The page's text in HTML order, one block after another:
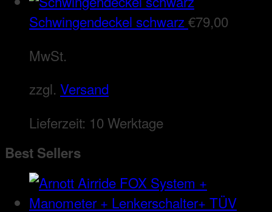
Schwingendeckel schwarz€79,00
MwSt.
zzgl. Versand
Lieferzeit: 10 Werktage
Best Sellers